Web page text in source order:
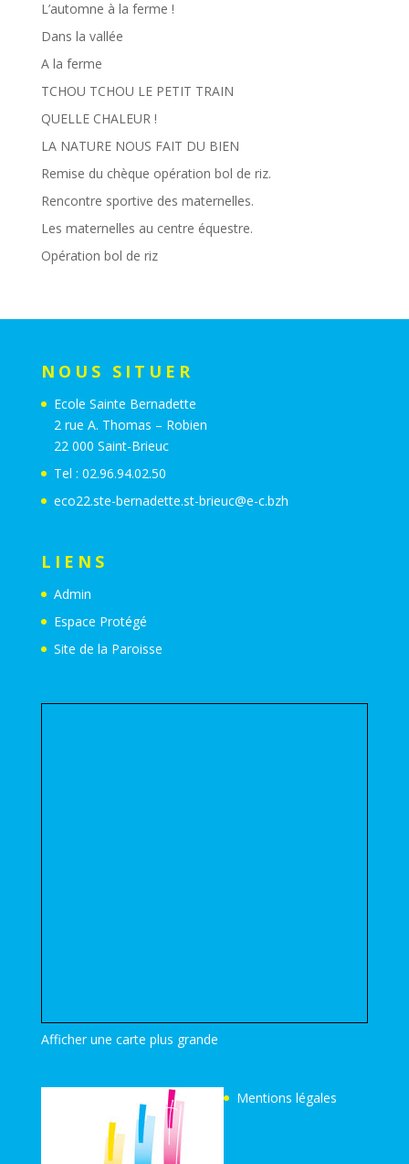
L’automne à la ferme !
Dans la vallée
A la ferme
TCHOU TCHOU LE PETIT TRAIN
QUELLE CHALEUR !
LA NATURE NOUS FAIT DU BIEN
Remise du chèque opération bol de riz.
Rencontre sportive des maternelles.
Les maternelles au centre équestre.
Opération bol de riz
NOUS SITUER
Ecole Sainte Bernadette
2 rue A. Thomas – Robien
22 000 Saint-Brieuc
Tel : 02.96.94.02.50
eco22.ste-bernadette.st-brieuc@e-c.bzh
LIENS
Admin
Espace Protégé
Site de la Paroisse
Afficher une carte plus grande
Mentions légales